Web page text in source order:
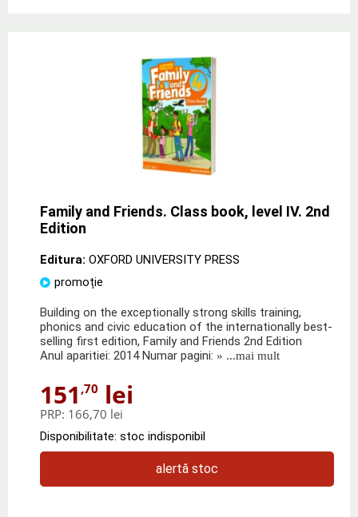
Family and Friends. Class book, level IV. 2nd
Edition
Editura: OXFORD UNIVERSITY PRESS
promoție
Building on the exceptionally strong skills training,
phonics and civic education of the internationally best-
selling first edition, Family and Friends 2nd Edition
Anul aparitiei: 2014 Numar pagini: » ...mai mult
151 ,70 lei
PRP: 166,70 lei
Disponibilitate: stoc indisponibil
alertă stoc